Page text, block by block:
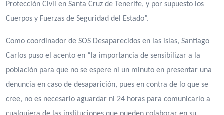
Protección Civil en Santa Cruz de Tenerife, y por supuesto los
Cuerpos y Fuerzas de Seguridad del Estado”.
Como coordinador de SOS Desaparecidos en las islas, Santiago
Carlos puso el acento en “la importancia de sensibilizar a la
población para que no se espere ni un minuto en presentar una
denuncia en caso de desaparición, pues en contra de lo que se
cree, no es necesario aguardar ni 24 horas para comunicarlo a